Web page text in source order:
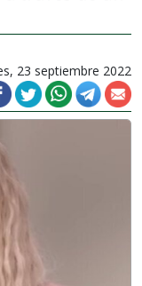
23 septiembre 2022